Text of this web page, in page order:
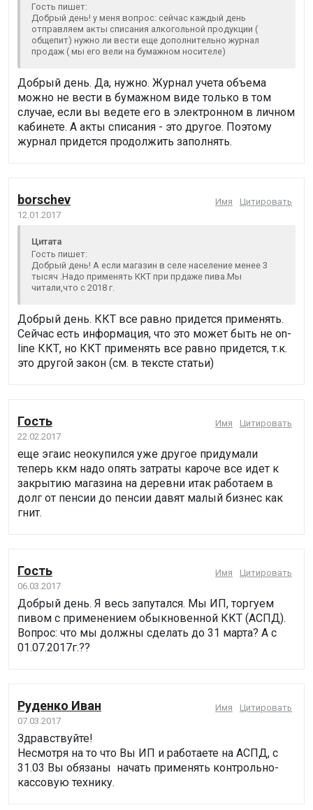
Гость пишет:
Добрый день! у меня вопрос: сейчас каждый день
отправляем акты списания алкогольной продукции (
общепит) нужно ли вести еще дополнительно журнал
продаж ( мы его вели на бумажном носителе)
Добрый день. Да, нужно. Журнал учета объема
можно не вести в бумажном виде только в том
случае, если вы ведете его в электронном в личном
кабинете. А акты списания - это другое. Поэтому
журнал придется продолжить заполнять.
borschev
12.01.2017
Имя Цитировать
Цитата
Гость пишет:
Добрый день! А если магазин в селе население менее 3
тысяч .Надо применять ККТ при прдаже пива.Мы
читали,что с 2018 г.
Добрый день. ККТ все равно придется применять.
Сейчас есть информация, что это может быть не on-
line ККТ, но ККТ применять все равно придется, т.к.
это другой закон (см. в тексте статьи)
Гость
22.02.2017
Имя Цитировать
еще эгаис неокупился уже другое придумали
теперь ккм надо опять затраты кароче все идет к
закрытию магазина на деревни итак работаем в
долг от пенсии до пенсии давят малый бизнес как
гнит.
Гость
06.03.2017
Имя Цитировать
Добрый день. Я весь запутался. Мы ИП, торгуем
пивом с применением обыкновенной ККТ (АСПД).
Вопрос: что мы должны сделать до 31 марта? А с
01.07.2017г.??
Руденко Иван
07.03.2017
Имя Цитировать
Здравствуйте!
Несмотря на то что Вы ИП и работаете на АСПД, с
31.03 Вы обязаны начать применять контрольно-
кассовую технику.